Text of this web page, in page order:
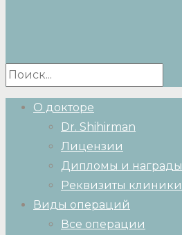
О докторе
Dr. Shihirman
Лицензии
Дипломы и награды
Реквизиты клиники
Виды операций
Все операции